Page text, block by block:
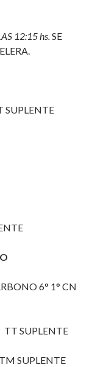
12:15 hs.SE
SUPLENTE
6° 1° CN
TT SUPLENTE
SUPLENTE